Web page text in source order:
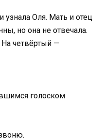
узнала Оля. Мать и отец
но она не отвечала.
На четвёртый —
голоском